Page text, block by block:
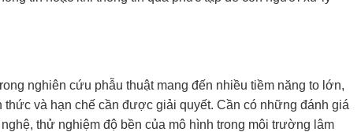
nghiên cứu phẫu thuật mang đến nhiều tiềm năng to lớn,
và hạn chế cần được giải quyết. Cần có những đánh giá
thử nghiệm độ bền của mô hình trong môi trường lâm